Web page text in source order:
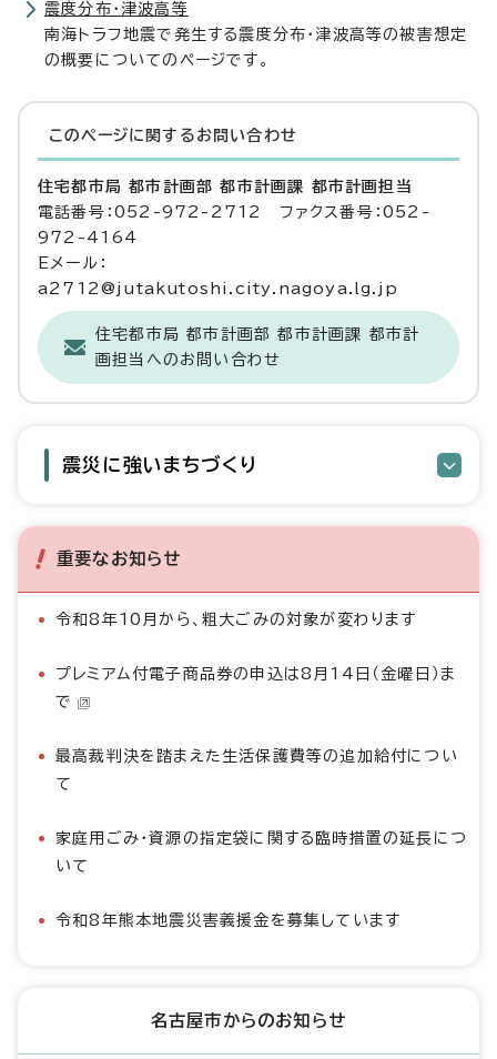
震度分布・津波高等
南海トラフ地震で発生する震度分布・津波高等の被害想定
の概要についてのページです。
このページに関する お問い合わせ
住宅都市局 都市計画部 都市計画課 都市計画担当
電話番号：052-972-2712 ファクス番号：052-
972-4164
Eメール：
a2712@jutakutoshi.city.nagoya.lg.jp
住宅都市局 都市計画部 都市計画課 都市計
画担当へのお問い合わせ
震災に強いまちづくり
重要なお知らせ
令和8年10月から、粗大ごみの対象が変わります
プレミアム付電子商品券の申込は8月14日（金曜日）ま
で
最高裁判決を踏まえた生活保護費等の追加給付につい
て
家庭用ごみ・資源の指定袋に関する臨時措置の延長につ
いて
令和8年熊本地震災害義援金を募集しています
名古屋市からのお知らせ